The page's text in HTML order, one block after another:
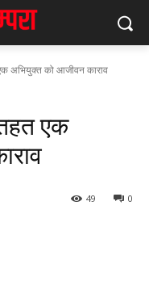
अभियुक्त को आजीवन काराव
एक
0
49